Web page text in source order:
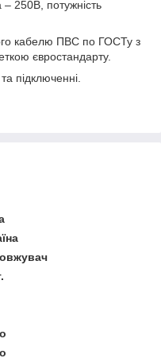
250В, потужність
кабелю ПВС по ГОСТу з
євростандарту.
підключенні.